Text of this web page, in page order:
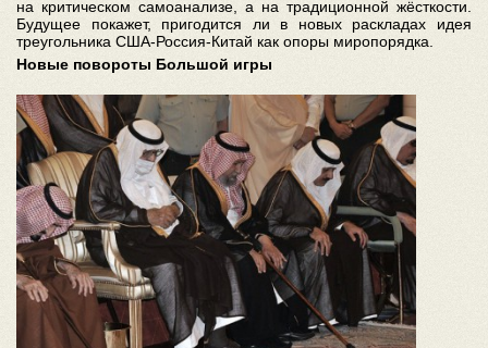
на критическом самоанализе, а на традиционной жёсткости.
Будущее покажет, пригодится ли в новых раскладах идея
треугольника США-Россия-Китай как опоры миропорядка.
Новые повороты Большой игры